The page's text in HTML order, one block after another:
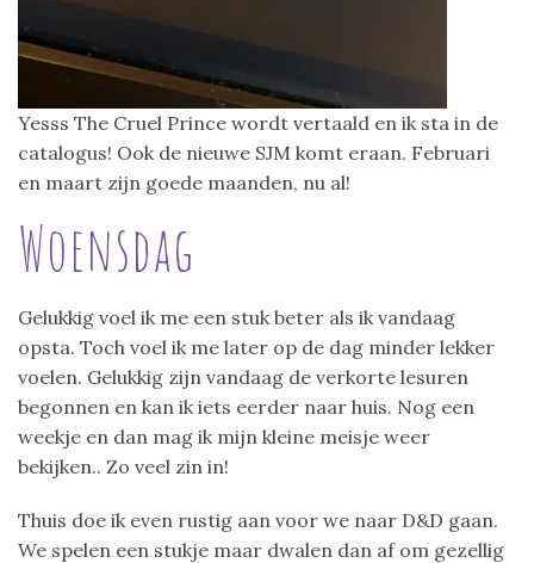
Yesss The Cruel Prince wordt vertaald en ik sta in de
catalogus! Ook de nieuwe SJM komt eraan. Februari
en maart zijn goede maanden, nu al!
Woensdag
Gelukkig voel ik me een stuk beter als ik vandaag
opsta. Toch voel ik me later op de dag minder lekker
voelen. Gelukkig zijn vandaag de verkorte lesuren
begonnen en kan ik iets eerder naar huis. Nog een
weekje en dan mag ik mijn kleine meisje weer
bekijken.. Zo veel zin in!
Thuis doe ik even rustig aan voor we naar D&D gaan.
We spelen een stukje maar dwalen dan af om gezellig